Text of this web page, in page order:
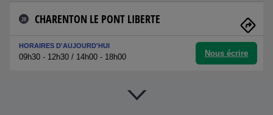
20 CHARENTON LE PONT LIBERTE
HORAIRES D'AUJOURD'HUI
09h30 - 12h30 / 14h00 - 18h00 Nous écrire